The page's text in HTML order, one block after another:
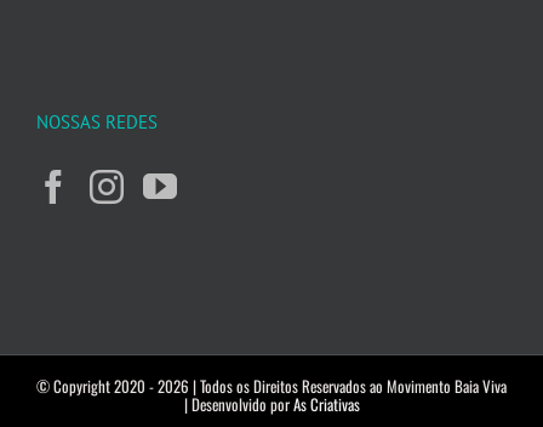
NOSSAS REDES
© Copyright 2020 -2026 | Todos os Direitos Reservados ao Movimento Baia Viva
| Desenvolvido porAs Criativas